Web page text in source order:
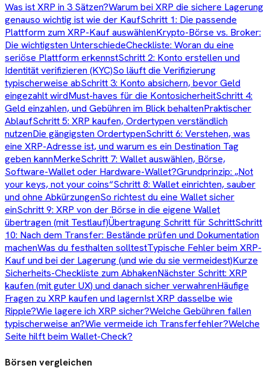
Was ist XRP in 3 Sätzen?Warum bei XRP die sichere Lagerung
genauso wichtig ist wie der KaufSchritt 1: Die passende
Plattform zum XRP-Kauf auswählenKrypto-Börse vs. Broker:
Die wichtigsten UnterschiedeCheckliste: Woran du eine
seriöse Plattform erkennstSchritt 2: Konto erstellen und
Identität verifizieren (KYC)So läuft die Verifizierung
typischerweise abSchritt 3: Konto absichern, bevor Geld
eingezahlt wirdMust-haves für die KontosicherheitSchritt 4:
Geld einzahlen, und Gebühren im Blick behaltenPraktischer
AblaufSchritt 5: XRP kaufen, Ordertypen verständlich
nutzenDie gängigsten OrdertypenSchritt 6: Verstehen, was
eine XRP-Adresse ist, und warum es ein Destination Tag
geben kannMerkeSchritt 7: Wallet auswählen, Börse,
Software-Wallet oder Hardware-Wallet?Grundprinzip: „Not
your keys, not your coins“Schritt 8: Wallet einrichten, sauber
und ohne AbkürzungenSo richtest du eine Wallet sicher
einSchritt 9: XRP von der Börse in die eigene Wallet
übertragen (mit Testlauf)Übertragung Schritt für SchrittSchritt
10: Nach dem Transfer: Bestände prüfen und Dokumentation
machenWas du festhalten solltestTypische Fehler beim XRP-
Kauf und bei der Lagerung (und wie du sie vermeidest)Kurze
Sicherheits-Checkliste zum AbhakenNächster Schritt: XRP
kaufen (mit guter UX) und danach sicher verwahrenHäufige
Fragen zu XRP kaufen und lagernIst XRP dasselbe wie
Ripple?Wie lagere ich XRP sicher?Welche Gebühren fallen
typischerweise an?Wie vermeide ich Transferfehler?Welche
Seite hilft beim Wallet-Check?
Börsen vergleichen